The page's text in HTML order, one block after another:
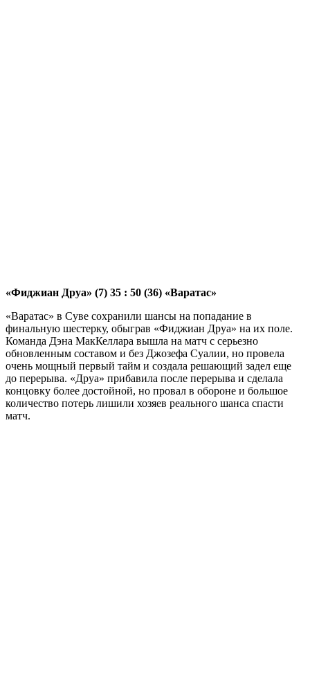
«Фиджиан Друа» (7) 35 : 50 (36) «Варатас»
«Варатас» в Суве сохранили шансы на попадание в
финальную шестерку, обыграв «Фиджиан Друа» на их поле.
Команда Дэна МакКеллара вышла на матч с серьезно
обновленным составом и без Джозефа Суалии, но провела
очень мощный первый тайм и создала решающий задел еще
до перерыва. «Друа» прибавила после перерыва и сделала
концовку более достойной, но провал в обороне и большое
количество потерь лишили хозяев реального шанса спасти
матч.